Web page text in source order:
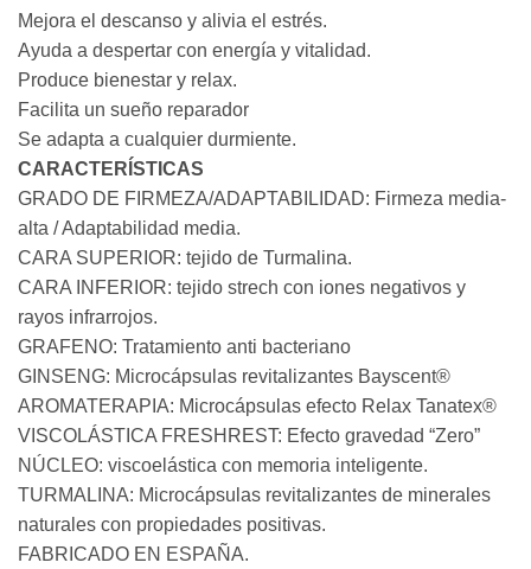
Mejora el descanso y alivia el estrés.
Ayuda a despertar con energía y vitalidad.
Produce bienestar y relax.
Facilita un sueño reparador
Se adapta a cualquier durmiente.
CARACTERÍSTICAS
GRADO DE FIRMEZA/ADAPTABILIDAD: Firmeza media-
alta / Adaptabilidad media.
CARA SUPERIOR: tejido de Turmalina.
CARA INFERIOR: tejido strech con iones negativos y
rayos infrarrojos.
GRAFENO: Tratamiento anti bacteriano
GINSENG: Microcápsulas revitalizantes Bayscent®
AROMATERAPIA: Microcápsulas efecto Relax Tanatex®
VISCOLÁSTICA FRESHREST: Efecto gravedad “Zero”
NÚCLEO: viscoelástica con memoria inteligente.
TURMALINA: Microcápsulas revitalizantes de minerales
naturales con propiedades positivas.
FABRICADO EN ESPAÑA.